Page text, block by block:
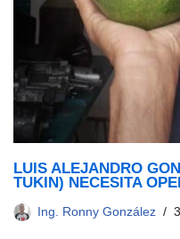
LUIS ALEJANDRO
TUKIN) NECESITA
Ing. Ronny González